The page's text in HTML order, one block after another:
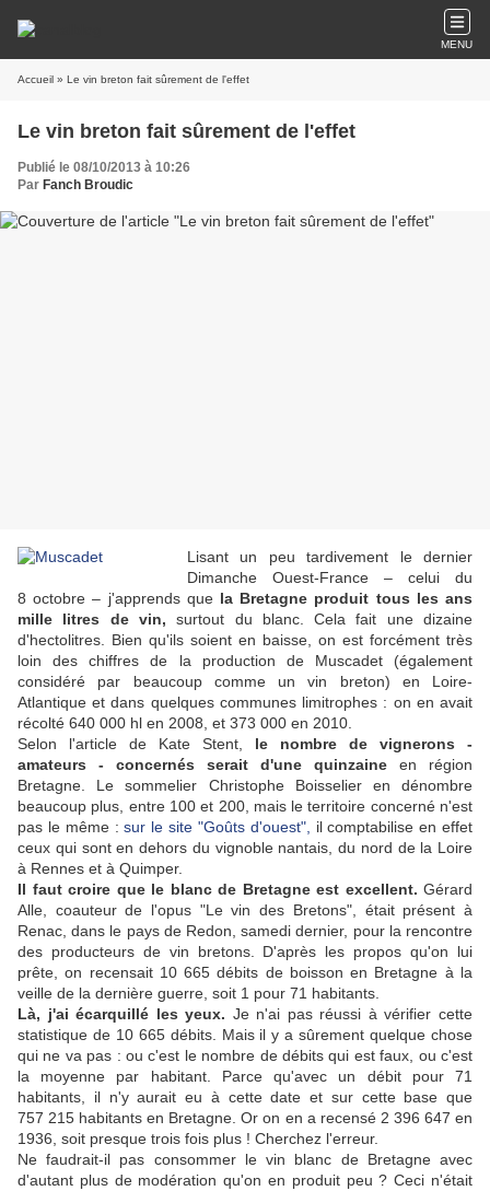
MENU
Accueil » Le vin breton fait sûrement de l'effet
Le vin breton fait sûrement de l'effet
Publié le 08/10/2013 à 10:26
Par Fanch Broudic
Lisant un peu tardivement le dernier
Dimanche Ouest-France – celui du
8 octobre – j'apprends que la Bretagne produit tous les ans
mille litres de vin, surtout du blanc. Cela fait une dizaine
d'hectolitres. Bien qu'ils soient en baisse, on est forcément très
loin des chiffres de la production de Muscadet (également
considéré par beaucoup comme un vin breton) en Loire-
Atlantique et dans quelques communes limitrophes : on en avait
récolté 640 000 hl en 2008, et 373 000 en 2010.
Selon l'article de Kate Stent, le nombre de vignerons -
amateurs - concernés serait d'une quinzaine en région
Bretagne. Le sommelier Christophe Boisselier en dénombre
beaucoup plus, entre 100 et 200, mais le territoire concerné n'est
pas le même :sur le site "Goûts d'ouest",
il comptabilise en effet
ceux qui sont en dehors du vignoble nantais, du nord de la Loire
à Rennes et à Quimper.
Il faut croire que le blanc de Bretagne est excellent. Gérard
Alle, coauteur de l'opus "Le vin des Bretons", était présent à
Renac, dans le pays de Redon, samedi dernier, pour la rencontre
des producteurs de vin bretons. D'après les propos qu'on lui
prête, on recensait 10 665 débits de boisson en Bretagne à la
veille de la dernière guerre, soit 1 pour 71 habitants.
Là, j'ai écarquillé les yeux. Je n'ai pas réussi à vérifier cette
statistique de 10 665 débits. Mais il y a sûrement quelque chose
qui ne va pas : ou c'est le nombre de débits qui est faux, ou c'est
la moyenne par habitant. Parce qu'avec un débit pour 71
habitants, il n'y aurait eu à cette date et sur cette base que
757 215 habitants en Bretagne. Or on en a recensé 2 396 647 en
1936, soit presque trois fois plus ! Cherchez l'erreur.
Ne faudrait-il pas consommer le vin blanc de Bretagne avec
d'autant plus de modération qu'on en produit peu ? Ceci n'était